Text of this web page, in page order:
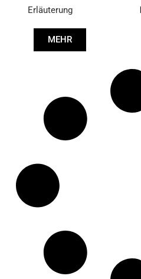
Erläuterung
MEHR